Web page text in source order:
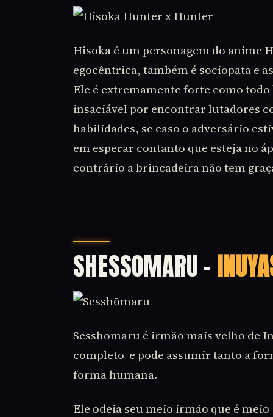
Hisoka é um personagem do anime
egocêntrica, também é sociopata e
Ele é extremamente forte como
insaciável por encontrar lutadores
habilidades, se caso o adversário
em esperar contanto que esteja no
contrário a brincadeira não tem
SHESSOMARU –
Sesshomaru é irmão mais velho de
completo e pode assumir tanto a
forma humana.
Ele odeia seu meio irmão que é